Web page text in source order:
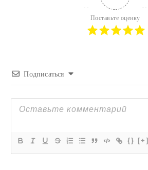
Поставьте оценку
Подписаться
{} [+]